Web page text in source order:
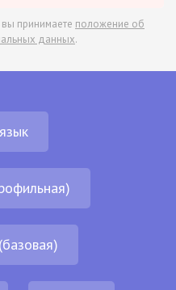
принимаете положение об
данных.